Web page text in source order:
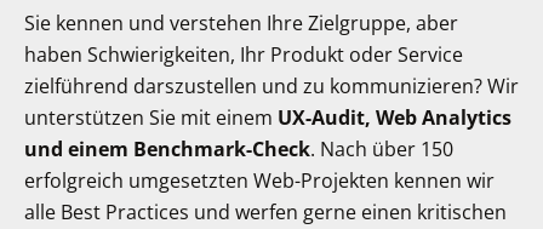
Sie kennen und verstehen Ihre Zielgruppe, aber
haben Schwierigkeiten, Ihr Produkt oder Service
zielführend darszustellen und zu kommunizieren? Wir
unterstützen Sie mit einem UX-Audit, Web Analytics
und einem Benchmark-Check. Nach über 150
erfolgreich umgesetzten Web-Projekten kennen wir
alle Best Practices und werfen gerne einen kritischen